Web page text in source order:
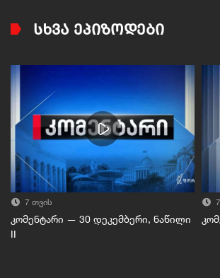
ᲡᲮᲕᲐ ᲔᲞᲘᲖᲝᲓᲔᲑᲘ
7 თვის
კომენტარი — 30 დეკემბერი, ნაწილი
II